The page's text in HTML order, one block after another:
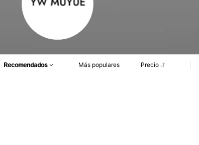
Recomendados Más populares Precio